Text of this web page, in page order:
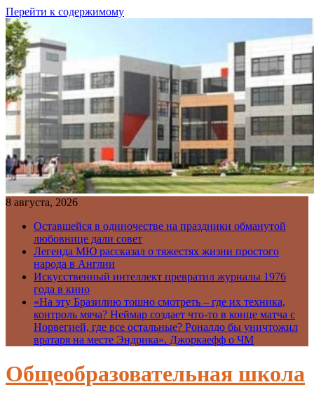
Перейти к содержимому
8 августа, 2026
Оставшейся в одиночестве на праздники обманутой
любовнице дали совет
Легенда МЮ рассказал о тяжестях жизни простого
народа в Англии
Искусственный интеллект превратил журналы 1976
года в кино
«На эту Бразилию тошно смотреть – где их техника,
контроль мяча? Неймар создает что-то в конце матча с
Норвегией, где все остальные? Роналдо бы уничтожил
вратаря на месте Эндрика». Джоркаефф о ЧМ
Общеобразовательная школа